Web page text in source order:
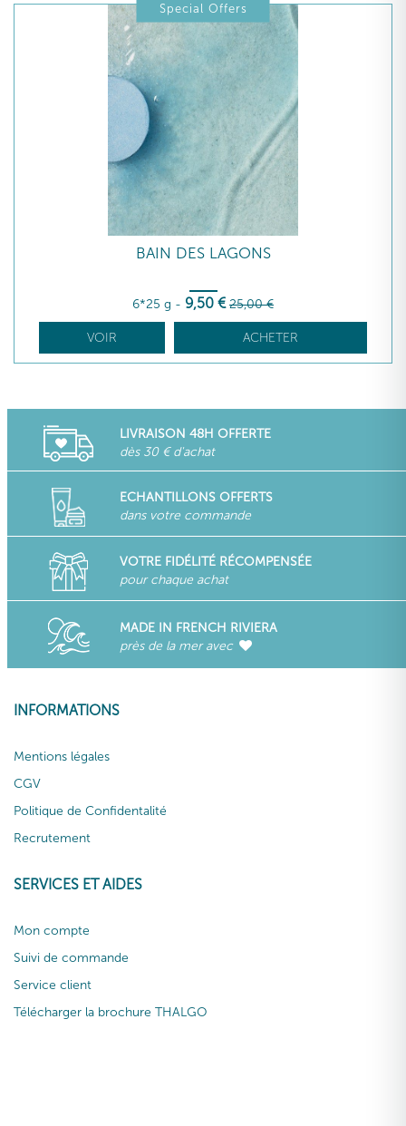
Special Offers
BAIN DES LAGONS
6*25 g - 9,50 € 25,00 €
VOIR ACHETER
LIVRAISON 48H OFFERTE
dès 30 € d'achat
ECHANTILLONS OFFERTS
dans votre commande
VOTRE FIDÉLITÉ RÉCOMPENSÉE
pour chaque achat
MADE IN FRENCH RIVIERA
près de la mer avec
INFORMATIONS
Mentions légales
CGV
Politique de Confidentalité
Recrutement
SERVICES ET AIDES
Mon compte
Suivi de commande
Service client
Télécharger la brochure THALGO